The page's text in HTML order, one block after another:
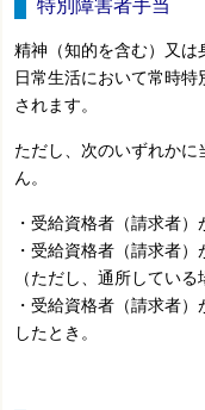
特別障害者手当
精神（知的を含む）又は
日常生活において常時
されます。
ただし、次のいずれか
ん。
・受給資格者（請求者
・受給資格者（請求者
（ただし、通所している
・受給資格者（請求者
したとき。